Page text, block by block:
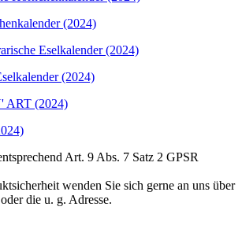
(2024)
(2024)
Art. 9 Abs. 7 Satz 2 GPSR
wenden Sie sich gerne an uns über
die u. g. Adresse.